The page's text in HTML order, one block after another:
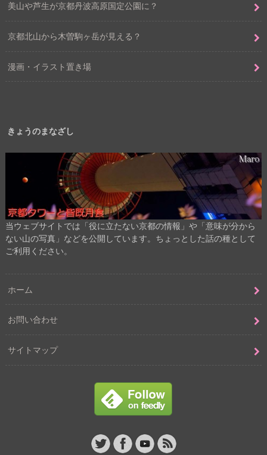
美山や芦生が京都丹波高原国定公園に？
京都北山から木曽駒ヶ岳が見える？
漫画・イラスト置き場
きょうのまなざし
当ウェブサイトでは「役に立たない京都の情報」や「意味が分から
ない山の写真」などを公開しています。ちょっとした話の種として
ご利用ください。
ホーム
お問い合わせ
サイトマップ